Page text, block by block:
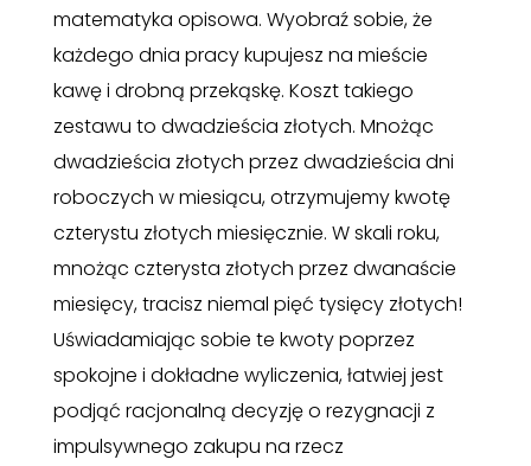
matematyka opisowa. Wyobraź sobie, że
każdego dnia pracy kupujesz na mieście
kawę i drobną przekąskę. Koszt takiego
zestawu to dwadzieścia złotych. Mnożąc
dwadzieścia złotych przez dwadzieścia dni
roboczych w miesiącu, otrzymujemy kwotę
czterystu złotych miesięcznie. W skali roku,
mnożąc czterysta złotych przez dwanaście
miesięcy, tracisz niemal pięć tysięcy złotych!
Uświadamiając sobie te kwoty poprzez
spokojne i dokładne wyliczenia, łatwiej jest
podjąć racjonalną decyzję o rezygnacji z
impulsywnego zakupu na rzecz